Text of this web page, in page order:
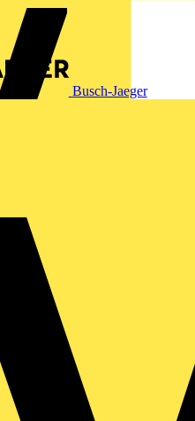
Busch-Jaeger